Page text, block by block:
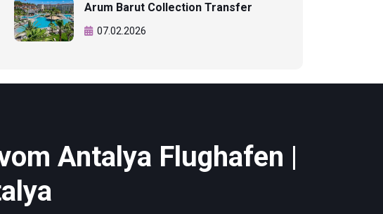
Arum Barut Collection Transfer
07.02.2026
Antalya Flughafen |